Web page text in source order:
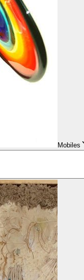
Mobiles